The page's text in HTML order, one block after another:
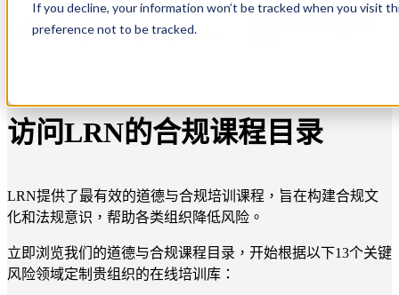
If you decline, your information won’t be tracked when you visit
preference not to be tracked.
访问LRN的合规课程目录
LRN提供了最有效的道德与合规培训课程，旨在构建合规文
化和法规意识，帮助各类组织降低风险。
立即浏览我们的道德与合规课程目录，开始根据以下13个关键
风险领域定制贵组织的在线培训库：